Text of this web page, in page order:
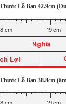
Thước Lỗ Ban 42.9cm
Thước Lỗ Ban 38.8cm